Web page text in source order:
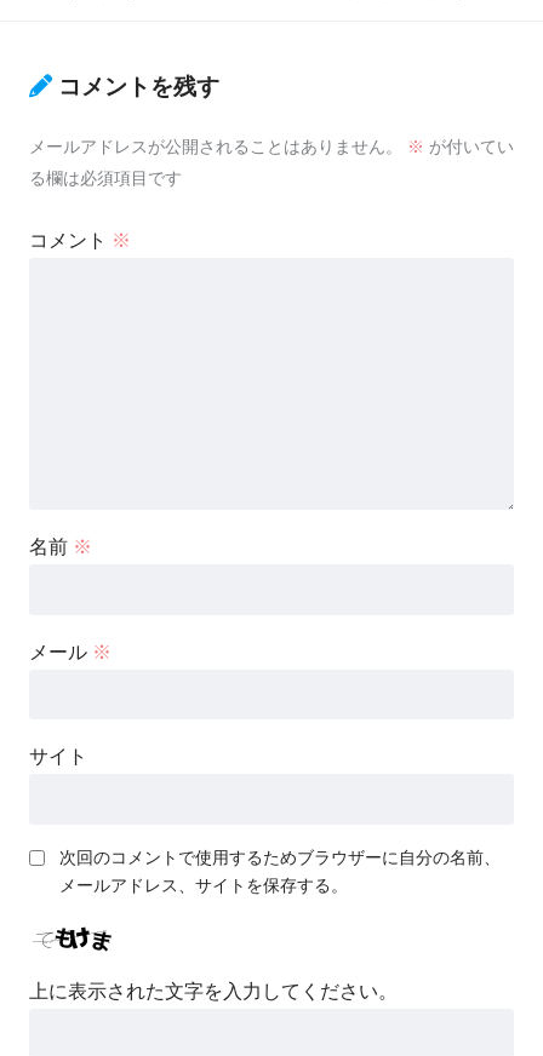
コメントを残す
メールアドレスが公開されることはありません。 ※ が付いてい
る欄は必須項目です
コメント ※
名前 ※
メール ※
サイト
次回のコメントで使用するためブラウザーに自分の名前、
メールアドレス、サイトを保存する。
上に表示された文字を入力してください。